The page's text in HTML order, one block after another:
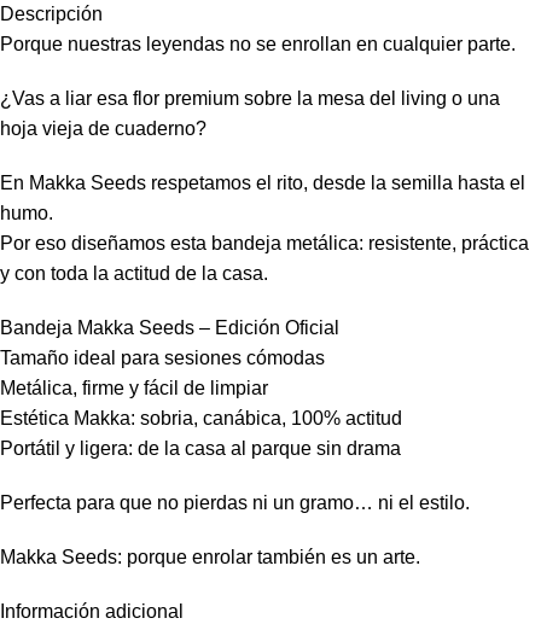
Descripción
Porque nuestras leyendas no se enrollan en cualquier parte. ️
¿Vas a liar esa flor premium sobre la mesa del living o una
hoja vieja de cuaderno?
En Makka Seeds respetamos el rito, desde la semilla hasta el
humo.
Por eso diseñamos esta bandeja metálica: resistente, práctica
y con toda la actitud de la casa.
Bandeja Makka Seeds – Edición Oficial
Tamaño ideal para sesiones cómodas
Metálica, firme y fácil de limpiar
Estética Makka: sobria, canábica, 100% actitud
Portátil y ligera: de la casa al parque sin drama
Perfecta para que no pierdas ni un gramo… ni el estilo.
Makka Seeds: porque enrolar también es un arte.
Información adicional